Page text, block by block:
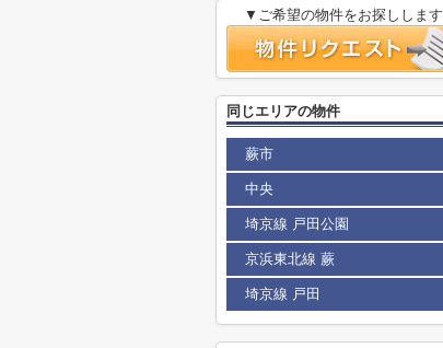
▼ご希望の物件をお探しします
同じエリアの物件
蕨市
中央
埼京線 戸田公園
京浜東北線 蕨
埼京線 戸田